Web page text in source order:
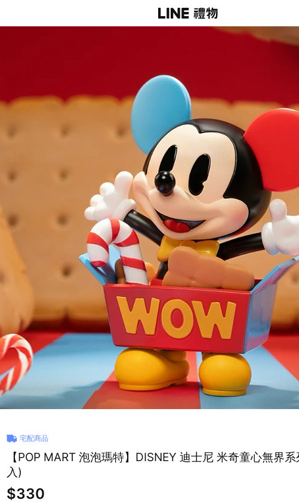
宅配商品
【POP MART 泡泡瑪特】DISNEY 迪士尼 米奇童心無界
入)
$330